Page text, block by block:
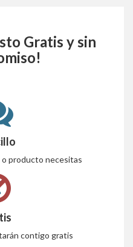
Gratis y sin
producto necesitas
contigo gratis